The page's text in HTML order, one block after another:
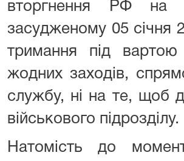
вторгнення РФ на
засудженому 05 січня
тримання під
жодних заходів,
службу, ні на те, щоб
військового підрозділу.
Натомість до